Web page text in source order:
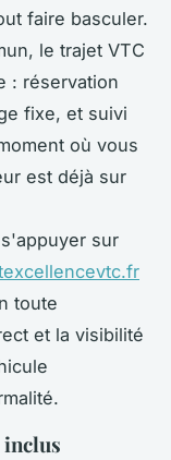
faire basculer.
le trajet VTC
: réservation
fixe, et suivi
où vous
est déjà sur
sur
toute
et la visibilité
inclus